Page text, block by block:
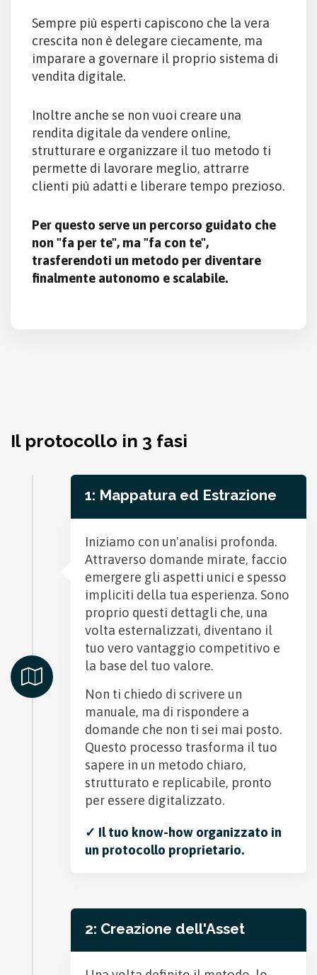
Sempre più esperti capiscono che la vera
crescita non è delegare ciecamente, ma
imparare a governare il proprio sistema di
vendita digitale.
Inoltre anche se non vuoi creare una
rendita digitale da vendere online,
strutturare e organizzare il tuo metodo ti
permette di lavorare meglio, attrarre
clienti più adatti e liberare tempo prezioso.
Per questo serve un percorso guidato che
non "fa per te", ma "fa con te",
trasferendoti un metodo per diventare
finalmente autonomo e scalabile.
Il protocollo in 3 fasi
1: Mappatura ed Estrazione
Iniziamo con un'analisi profonda.
Attraverso domande mirate, faccio
emergere gli aspetti unici e spesso
impliciti della tua esperienza. Sono
proprio questi dettagli che, una
volta esternalizzati, diventano il
tuo vero vantaggio competitivo e
la base del tuo valore.
Non ti chiedo di scrivere un
manuale, ma di rispondere a
domande che non ti sei mai posto.
Questo processo trasforma il tuo
sapere in un metodo chiaro,
strutturato e replicabile, pronto
per essere digitalizzato.
✓ Il tuo know-how organizzato in
un protocollo proprietario.
2: Creazione dell'Asset